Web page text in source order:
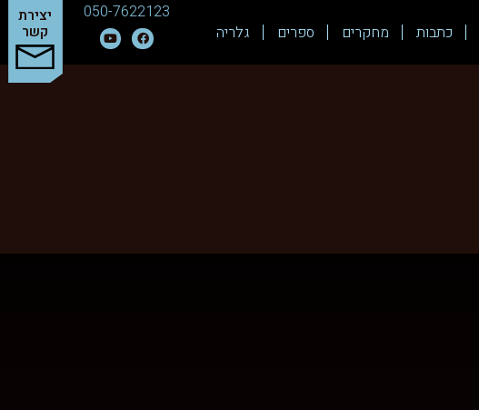
כתבות מחקרים ספרים גלריה
050-7622123
יצירת
קשר